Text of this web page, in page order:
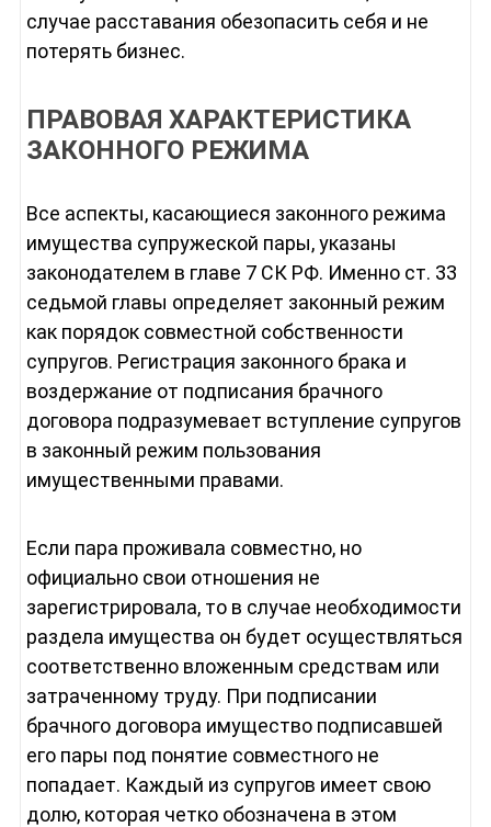
случае расставания обезопасить себя и не
потерять бизнес.
ПРАВОВАЯ ХАРАКТЕРИСТИКА
ЗАКОННОГО РЕЖИМА
Все аспекты, касающиеся законного режима
имущества супружеской пары, указаны
законодателем в главе 7 СК РФ. Именно ст. 33
седьмой главы определяет законный режим
как порядок совместной собственности
супругов. Регистрация законного брака и
воздержание от подписания брачного
договора подразумевает вступление супругов
в законный режим пользования
имущественными правами.
Если пара проживала совместно, но
официально свои отношения не
зарегистрировала, то в случае необходимости
раздела имущества он будет осуществляться
соответственно вложенным средствам или
затраченному труду. При подписании
брачного договора имущество подписавшей
его пары под понятие совместного не
попадает. Каждый из супругов имеет свою
долю, которая четко обозначена в этом